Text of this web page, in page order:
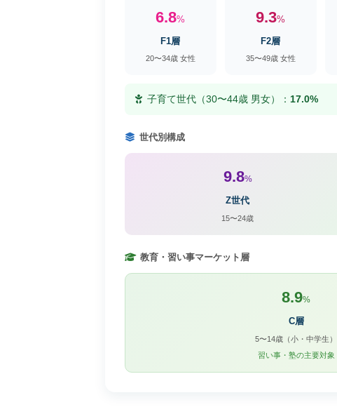
6.8%
F1層
20〜34歳 女性
9.3%
F2層
35〜49歳 女性
子育て世代（30〜44歳 男女）： 17.0%
世代別構成
9.8%
Z世代
15〜24歳
教育・習い事マーケット層
8.9%
C層
5〜14歳（小・中学生）
習い事・塾の主要対象